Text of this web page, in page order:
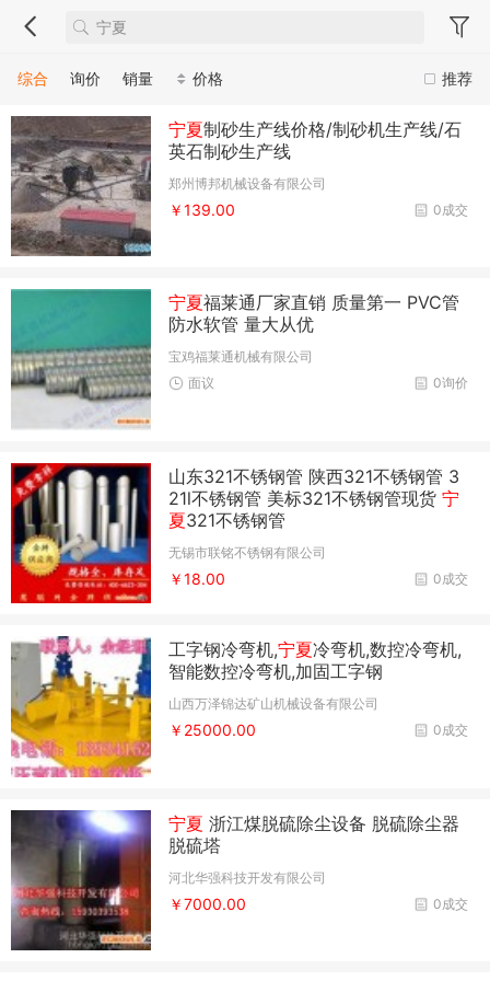
推荐
综合 询价 销量 价格
宁夏制砂生产线价格/制砂机生产线/石
英石制砂生产线
郑州博邦机械设备有限公司
0成交
￥139.00
宁夏福莱通厂家直销 质量第一 PVC管
防水软管 量大从优
宝鸡福莱通机械有限公司
0询价
面议
山东321不锈钢管 陕西321不锈钢管 3
21l不锈钢管 美标321不锈钢管现货宁
夏321不锈钢管
无锡市联铭不锈钢有限公司
0成交
￥18.00
工字钢冷弯机,宁夏冷弯机,数控冷弯机,
智能数控冷弯机,加固工字钢
山西万泽锦达矿山机械设备有限公司
0成交
￥25000.00
宁夏 浙江煤脱硫除尘设备 脱硫除尘器
脱硫塔
河北华强科技开发有限公司
0成交
￥7000.00